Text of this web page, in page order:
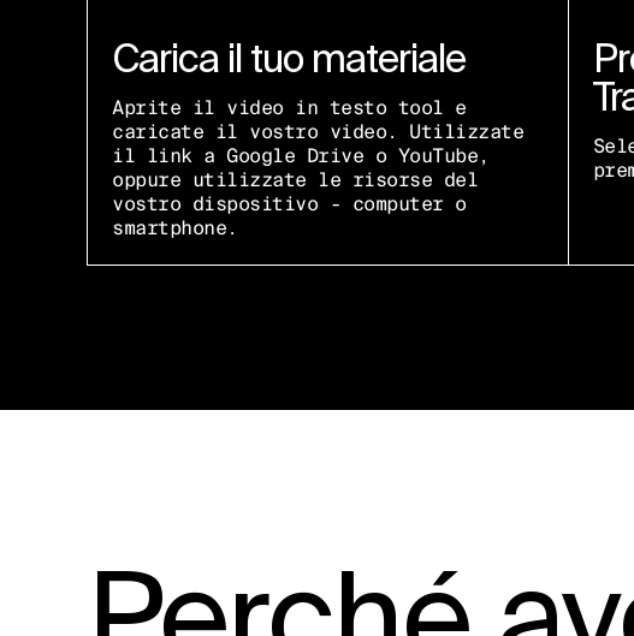
Carica il tuo materiale
Aprite il video in testo tool e
caricate il vostro video. Utilizzate
il link a Google Drive o YouTube,
oppure utilizzate le risorse del
vostro dispositivo - computer o
smartphone.